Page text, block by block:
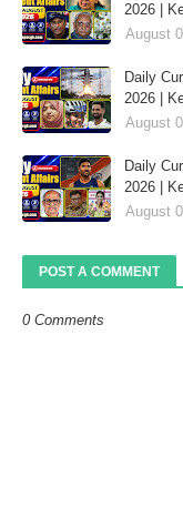
2026 |
August
Daily
2026 |
August
Daily
2026 |
August
POST A COMMENT
0 Comments